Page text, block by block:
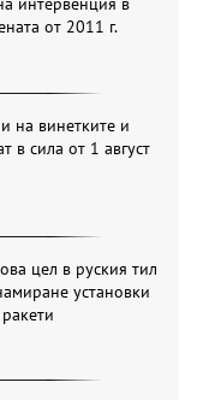
от 2011 г.
на винетките и
в сила от 1 август
цел в руския тил
установки